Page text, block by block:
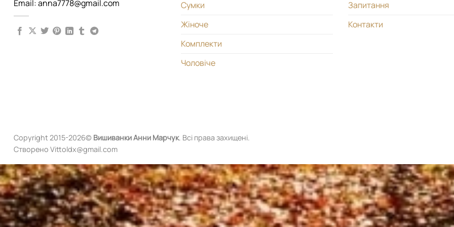
Email: anna7778@gmail.com
Сумки
Жіноче
Комплекти
Чоловіче
Запитання
Контакти
Copyright 2015-2026© ВишиванкиАнни Марчук. Всі права захищені.
Створено Vittoldx@gmail.com